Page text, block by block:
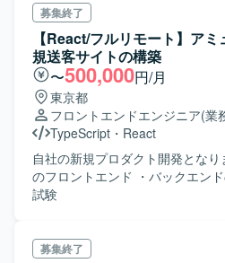
募集終了
【React/フルリモート】ア
規送客サイトの構築
〜500,000円/月
東京都
フロントエンドエンジニア(業
TypeScript ・ React
自社の新規プロダクト開発とな
のフロントエンド ・バックエン
試験
募集終了